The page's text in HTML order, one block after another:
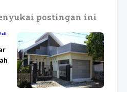
postingan ini